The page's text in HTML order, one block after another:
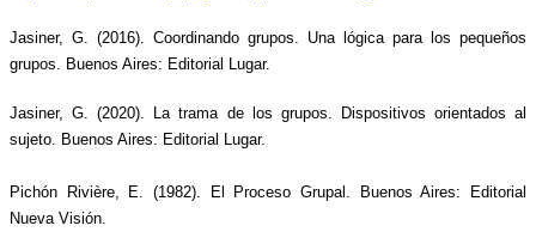
Jasiner, G. (2016). Coordinando grupos. Una lógica para los pequeños
grupos. Buenos Aires: Editorial Lugar.
Jasiner, G. (2020). La trama de los grupos. Dispositivos orientados al
sujeto. Buenos Aires: Editorial Lugar.
Pichón Rivière, E. (1982). El Proceso Grupal. Buenos Aires: Editorial
Nueva Visión.